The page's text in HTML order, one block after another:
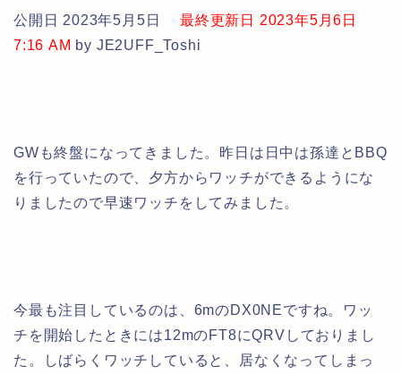
公開日 2023年5月5日
最終更新日 2023年5月6日
7:16 AM by JE2UFF_Toshi
GWも終盤になってきました。昨日は日中は孫達とBBQ
を行っていたので、夕方からワッチができるようにな
りましたので早速ワッチをしてみました。
今最も注目しているのは、6mのDX0NEですね。ワッ
チを開始したときには12mのFT8にQRVしておりまし
た。しばらくワッチしていると、居なくなってしまっ